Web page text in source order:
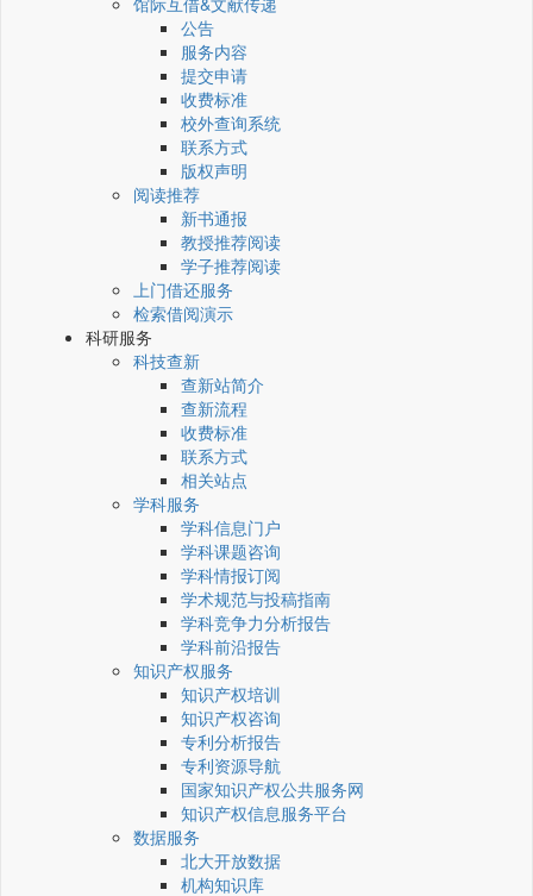
公告
服务内容
提交申请
收费标准
校外查询系统
联系方式
版权声明
阅读推荐
新书通报
教授推荐阅读
学子推荐阅读
上门借还服务
检索借阅演示
科研服务
科技查新
查新站简介
查新流程
收费标准
联系方式
相关站点
学科服务
学科信息门户
学科课题咨询
学科情报订阅
学术规范与投稿指南
学科竞争力分析报告
学科前沿报告
知识产权服务
知识产权培训
知识产权咨询
专利分析报告
专利资源导航
国家知识产权公共服务网
知识产权信息服务平台
数据服务
北大开放数据
机构知识库